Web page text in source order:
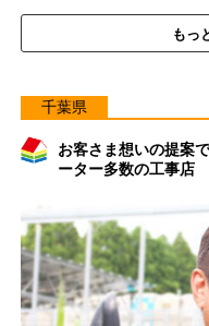
もっ
千葉県
お客さま想いの提案
ーター多数の工事店